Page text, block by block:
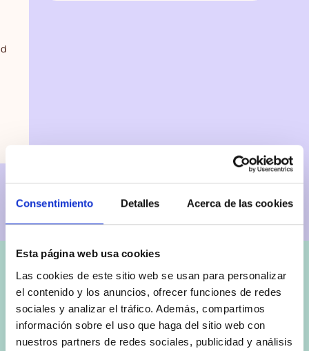
Consentimiento Detalles Acerca de las cookies
Esta página web usa cookies
Las cookies de este sitio web se usan para personalizar
el contenido y los anuncios, ofrecer funciones de redes
sociales y analizar el tráfico. Además, compartimos
información sobre el uso que haga del sitio web con
nuestros partners de redes sociales, publicidad y análisis
Identifica tus síntomas haciendo el test
REALIZA EL TEST